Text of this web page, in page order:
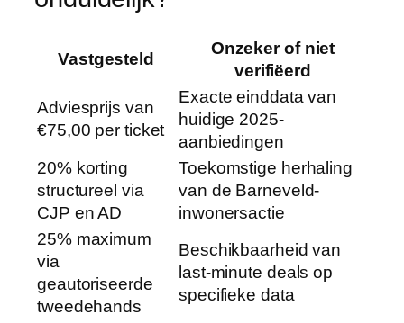
Vastgesteld
Onzeker of niet
verifiëerd
Adviesprijs van
€75,00 per ticket
Exacte einddata van
huidige 2025-
aanbiedingen
20% korting
structureel via
CJP en AD
Toekomstige herhaling
van de Barneveld-
inwonersactie
25% maximum
via
geautoriseerde
tweedehands
Beschikbaarheid van
last-minute deals op
specifieke data